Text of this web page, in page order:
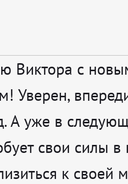
Виктора с
Уверен,
А уже в
свои силы в
к своей